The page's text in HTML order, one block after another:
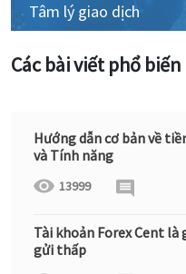
Tâm lý giao dịch
Các bài viết phổ biến
Hướng dẫn cơ bản về
và Tính năng
13999
Tài khoản Forex Cent
gửi thấp